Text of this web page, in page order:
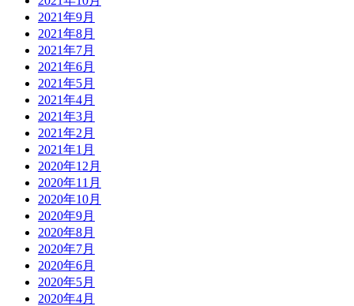
2021年9月
2021年8月
2021年7月
2021年6月
2021年5月
2021年4月
2021年3月
2021年2月
2021年1月
2020年12月
2020年11月
2020年10月
2020年9月
2020年8月
2020年7月
2020年6月
2020年5月
2020年4月